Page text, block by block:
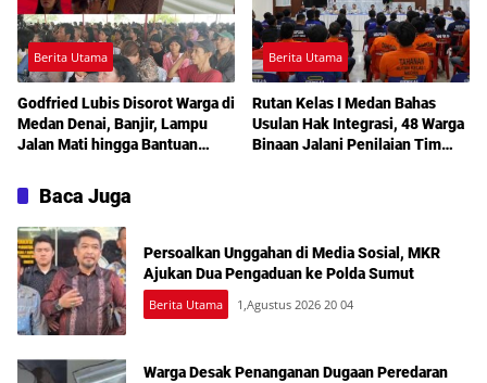
Berita Utama
Godfried Lubis Disorot Warga di
Medan Denai, Banjir, Lampu
Jalan Mati hingga Bantuan
Sosperda Kemiskinan
Berita Utama
Rutan Kelas I Medan Bahas
Usulan Hak Integrasi, 48 Warga
Binaan Jalani Penilaian Tim
Baca Juga
Persoalkan Unggahan di Media Sosial, MKR
Ajukan Dua Pengaduan ke Polda Sumut
Berita Utama 1,Agustus 2026 20 04
Warga Desak Penanganan Dugaan Peredaran